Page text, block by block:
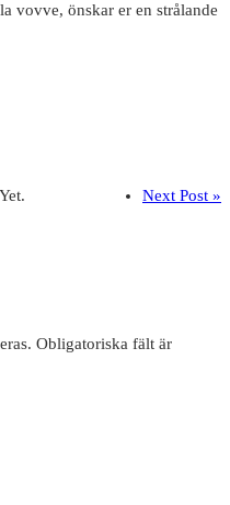
vovve, önskar er en strålande
Next Post »
Obligatoriska fält är